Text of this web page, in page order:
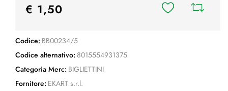
€ 1,50
Codice: BB00234/5
Codice alternativo: 8015554931375
Categoria Merc: BIGLIETTINI
Fornitore: EKART s.r.l.